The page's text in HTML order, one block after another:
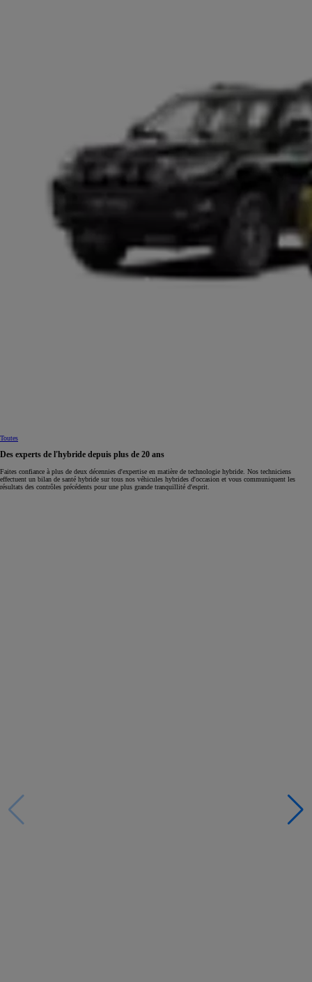
Toutes
Des experts de l'hybride depuis plus de 20 ans
Faites confiance à plus de deux décennies d'expertise en matière de technologie hybride. Nos techniciens
effectuent un bilan de santé hybride sur tous nos véhicules hybrides d'occasion et vous communiquent les
résultats des contrôles précédents pour une plus grande tranquillité d'esprit.